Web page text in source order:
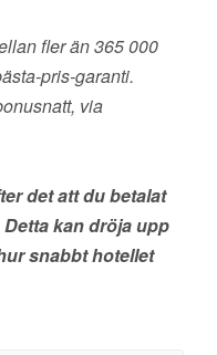
fler än 365 000
pris-garanti.
via
det att du betalat
kan dröja upp
snabbt hotellet